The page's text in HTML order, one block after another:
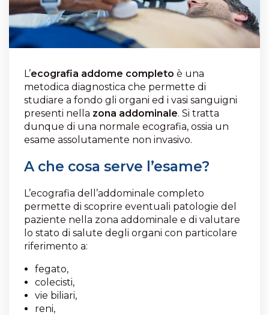
L’ecografia addome completo è una
metodica diagnostica che permette di
studiare a fondo gli organi ed i vasi sanguigni
presenti nella zona addominale. Si tratta
dunque di una normale ecografia, ossia un
esame assolutamente non invasivo.
A che cosa serve l’esame?
L’ecografia dell’addominale completo
permette di scoprire eventuali patologie del
paziente nella zona addominale e di valutare
lo stato di salute degli organi con particolare
riferimento a:
fegato,
colecisti,
vie biliari,
reni,